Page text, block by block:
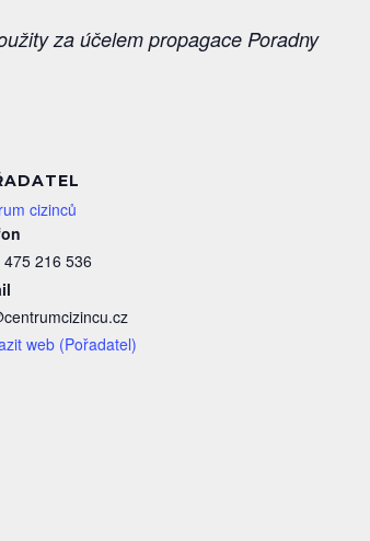
za účelem propagace Poradny
cizinců
475 216 536
web (Pořadatel)